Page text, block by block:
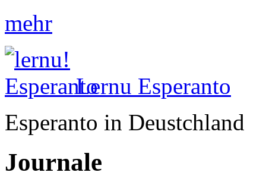
mehr
Lernu Esperanto
Esperanto in Deustchland
Journale